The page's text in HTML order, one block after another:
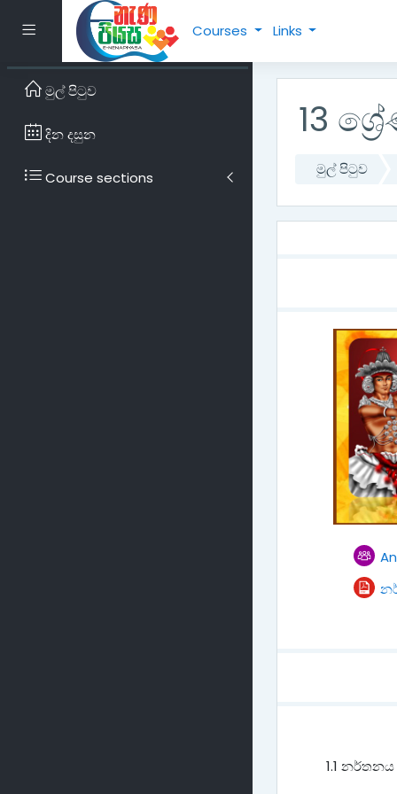
Side panel Courses Links
13
මුල් පිටුව
1.1 නර්තනය
මුල් පිටුව
දින දසුන
Course sections